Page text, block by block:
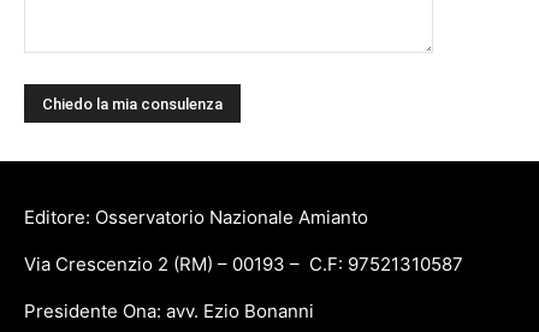
Editore: Osservatorio Nazionale Amianto
Via Crescenzio 2 (RM) – 00193 – C.F: 97521310587
Presidente Ona: avv. Ezio Bonanni